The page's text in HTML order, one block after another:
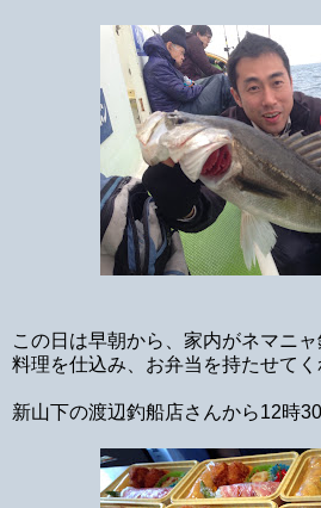
この日は早朝から、家内がネマニ
料理を仕込み、お弁当を持たせてく
新山下の渡辺釣船店さんから12時